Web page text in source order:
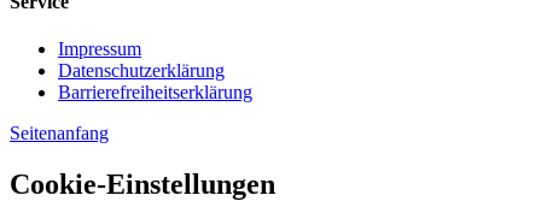
Impressum
Datenschutzerklärung
Barrierefreiheitserklärung
Seitenanfang
Cookie-Einstellungen